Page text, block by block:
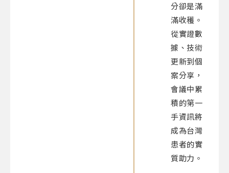
分卻是滿
滿收穫。
從實證數
據、技術
更新到個
案分享，
會議中累
積的第一
手資訊將
成為台灣
患者的實
質助力。